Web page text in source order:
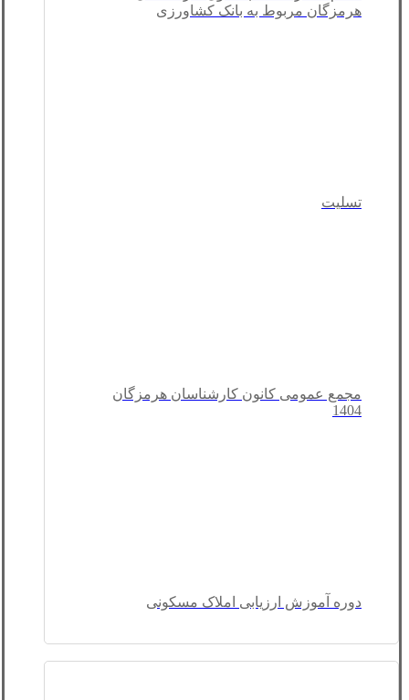
هرمزگان مربوط به بانک کشاورزی
تسلیت
مجمع عمومی کانون کارشناسان هرمزگان
1404
دوره آموزش ارزیابی املاک مسکونی